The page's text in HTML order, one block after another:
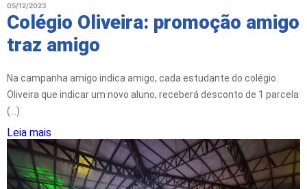
05/12/2023
Colégio Oliveira: promoção amigo
traz amigo
Na campanha amigo indica amigo, cada estudante do colégio
Oliveira que indicar um novo aluno, receberá desconto de 1 parcela
(...)
Leia mais